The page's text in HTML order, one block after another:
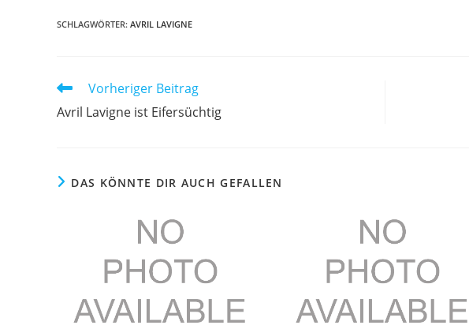
SCHLAGWÖRTER: AVRIL LAVIGNE
Weitere
ansehen
Vorheriger Beitrag
Avril Lavigne ist Eifersüchtig
DAS KÖNNTE DIR AUCH GEFALLEN